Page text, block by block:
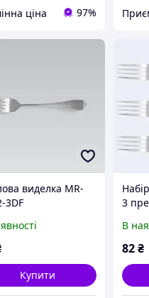
ціна 97%
виделка MR-
3DF
Купити
3
MR-
В
82₴